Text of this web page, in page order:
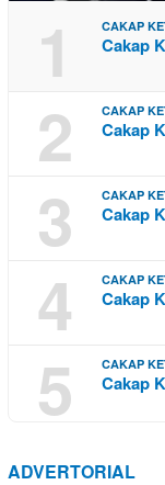
1 CAKAP
Cakap
2 CAKAP
Cakap
3 CAKAP
Cakap
4 CAKAP
Cakap
5 CAKAP
Cakap
ADVERTORIAL